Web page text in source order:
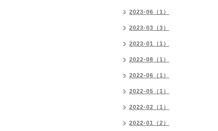
2023-06（1）
2023-03（3）
2023-01（1）
2022-08（1）
2022-06（1）
2022-05（1）
2022-02（1）
2022-01（2）